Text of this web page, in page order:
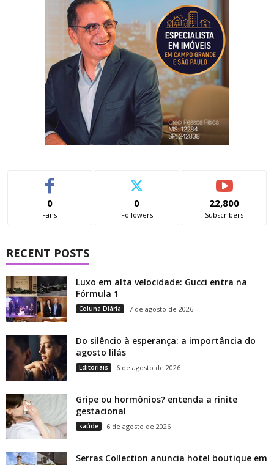
0
Fans
0
Followers
22,800
Subscribers
RECENT POSTS
Luxo em alta velocidade: Gucci entra na
Fórmula 1
Coluna Diária 7 de agosto de 2026
Do silêncio à esperança: a importância do
agosto lilás
Editoriais 6 de agosto de 2026
Gripe ou hormônios? entenda a rinite
gestacional
saúde 6 de agosto de 2026
Serras Collection anuncia hotel boutique em